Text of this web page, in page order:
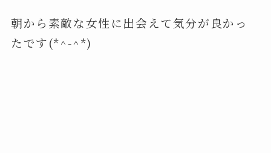
朝から素敵な女性に出会えて気分が良かっ
たです(*^-^*)